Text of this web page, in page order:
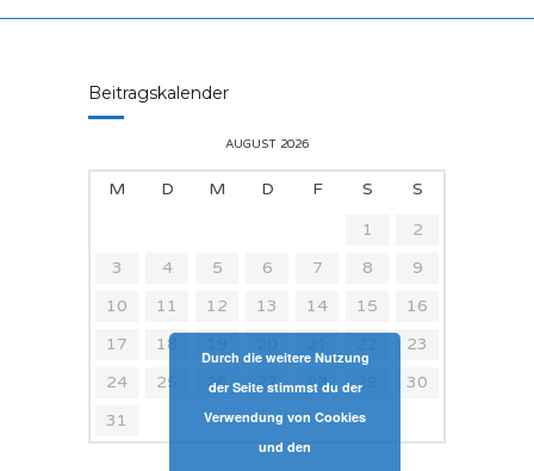
Beitragskalender
AUGUST 2026
M D M D F S
S
1
2
3
4 5 6 7 8
9
10
11 12 13 14 15
16
17
18
23
24
25 26 27 28 29
30
31
Durch die weitere Nutzung
der Seite stimmst du der
Verwendung von Cookies
und den